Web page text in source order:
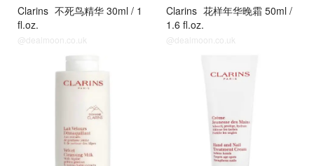
Clarins 不死鸟精华 30ml / 1
fl.oz.
@dealmoon.co.uk
Clarins 花样年华晚霜 50ml /
1.6 fl.oz.
@dealmoon.co.uk